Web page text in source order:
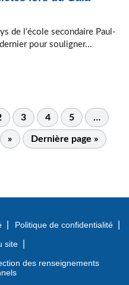
de l’école secondaire Paul-
pour souligner...
3 4 5 …
» Dernière page »
Politique de confidentialité
site
des renseignements